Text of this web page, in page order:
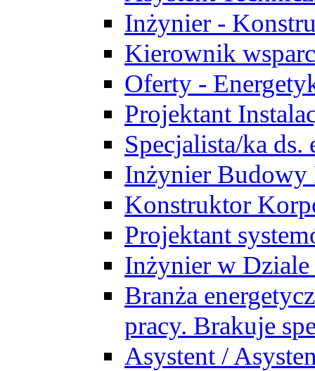
Inżynier -
Kierownik
Oferty -
Projektant
Specjalista/ka
Inżynier
Konstruktor
Projektant
Inżynier w
Branża
pracy. Brakuje
Asystent /